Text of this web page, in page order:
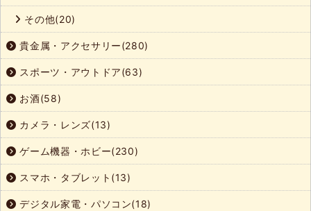
その他(20)
貴金属・アクセサリー(280)
スポーツ・アウトドア(63)
お酒(58)
カメラ・レンズ(13)
ゲーム機器・ホビー(230)
スマホ・タブレット(13)
デジタル家電・パソコン(18)